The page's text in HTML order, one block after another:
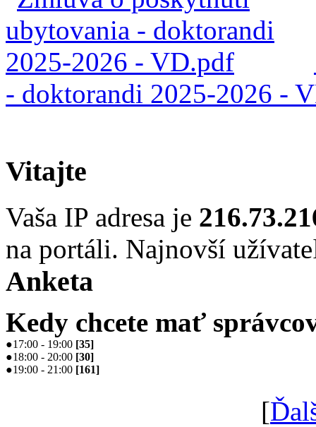
- doktorandi 2025-2026 -
Vitajte
Vaša IP adresa je
na portáli. Najnovší
Anketa
Kedy chcete mať
●17:00 - 19:00 [35]
●18:00 - 20:00 [30]
●19:00 - 21:00 [161]
[